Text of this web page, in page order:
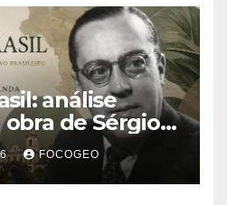
análise
de Sérgio
e sua
entender a
Brasil
FOCOGEO